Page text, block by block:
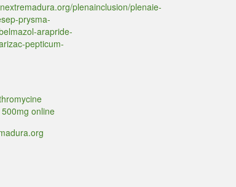
plenainclusion/plenaie-
prysma-
arapride-
pepticum-
online